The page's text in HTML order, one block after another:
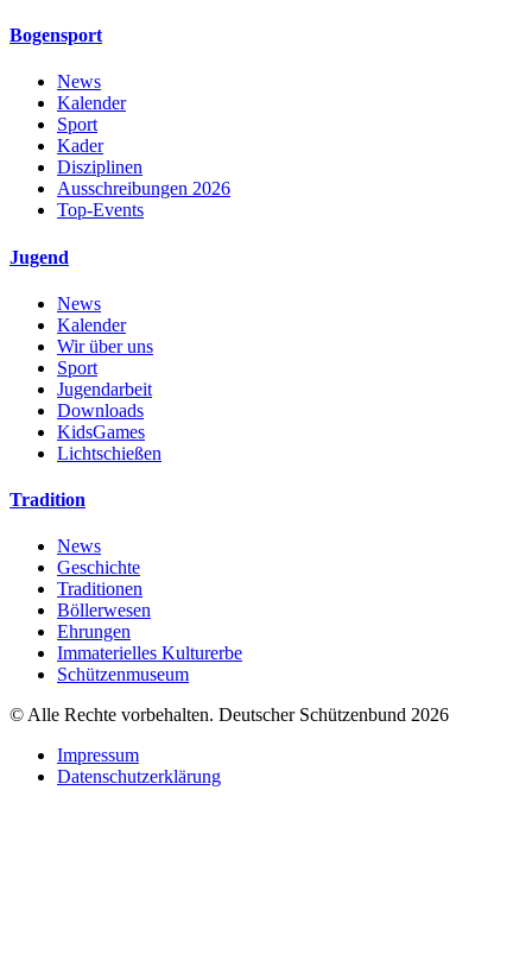
Bogensport
News
Kalender
Sport
Kader
Disziplinen
Ausschreibungen 2026
Top-Events
Jugend
News
Kalender
Wir über uns
Sport
Jugendarbeit
Downloads
KidsGames
Lichtschießen
Tradition
News
Geschichte
Traditionen
Böllerwesen
Ehrungen
Immaterielles Kulturerbe
Schützenmuseum
© Alle Rechte vorbehalten. Deutscher Schützenbund 2026
Impressum
Datenschutzerklärung